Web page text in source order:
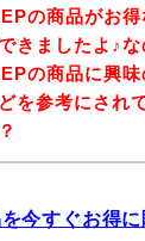
の商品がお
きましたよ♪な
の商品に興
を参考にされ
今すぐお得に